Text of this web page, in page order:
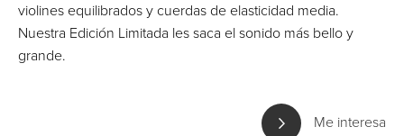
violines equilibrados y cuerdas de elasticidad media.
Nuestra Edición Limitada les saca el sonido más bello y
grande.
Me interesa